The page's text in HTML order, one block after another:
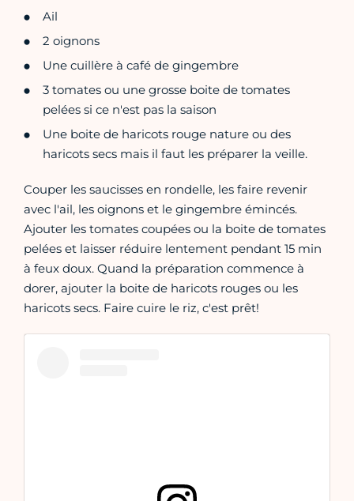
Ail
2 oignons
Une cuillère à café de gingembre
3 tomates ou une grosse boite de tomates
pelées si ce n'est pas la saison
Une boite de haricots rouge nature ou des
haricots secs mais il faut les préparer la veille.
Couper les saucisses en rondelle, les faire revenir
avec l'ail, les oignons et le gingembre émincés.
Ajouter les tomates coupées ou la boite de tomates
pelées et laisser réduire lentement pendant 15 min
à feux doux. Quand la préparation commence à
dorer, ajouter la boite de haricots rouges ou les
haricots secs. Faire cuire le riz, c'est prêt!